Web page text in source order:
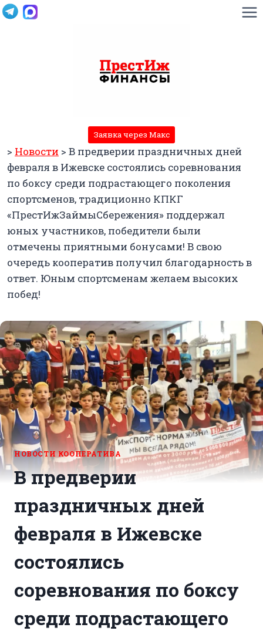
Перейти
Заявка через Макс
> Новости > В предверии праздничных дней
февраля в Ижевске состоялись соревнования
по боксу среди подрастающего поколения
спортсменов, традиционно КПКГ
«ПрестИжЗаймыСбережения» поддержал
юных участников, победители были
отмечены приятными бонусами! В свою
очередь кооператив получил благодарность в
ответ. Юным спортсменам желаем высоких
побед!
НОВОСТИ КООПЕРАТИВА
В предверии
праздничных дней
февраля в Ижевске
состоялись
соревнования по боксу
среди подрастающего